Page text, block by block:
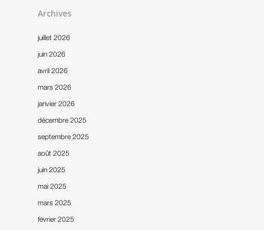
Archives
juillet 2026
juin 2026
avril 2026
mars 2026
janvier 2026
décembre 2025
septembre 2025
août 2025
juin 2025
mai 2025
mars 2025
février 2025